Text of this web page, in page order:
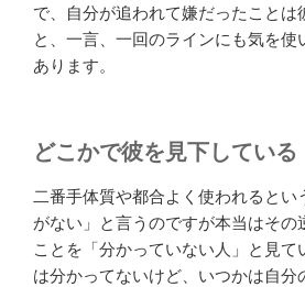
で、自分が追われて嫌だったことは
と、一言、一回のラインにも気を使
あります。
どこかで彼を見下している
二番手体質や都合よく使われるとい
がない」と言うのですが本当はその
ことを「分かっていない人」と見て
は分かってないけど、いつかは自分